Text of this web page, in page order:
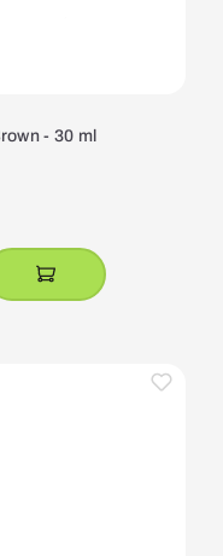
- 30 ml